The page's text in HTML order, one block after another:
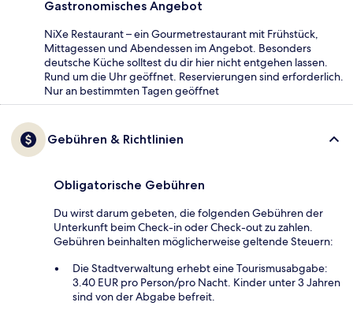
Gastronomisches Angebot
NiXe Restaurant – ein Gourmetrestaurant mit Frühstück,
Mittagessen und Abendessen im Angebot. Besonders
deutsche Küche solltest du dir hier nicht entgehen lassen.
Rund um die Uhr geöffnet. Reservierungen sind erforderlich.
Nur an bestimmten Tagen geöffnet
Gebühren & Richtlinien
Obligatorische Gebühren
Du wirst darum gebeten, die folgenden Gebühren der
Unterkunft beim Check-in oder Check-out zu zahlen.
Gebühren beinhalten möglicherweise geltende Steuern:
Die Stadtverwaltung erhebt eine Tourismusabgabe:
3.40 EUR pro Person/pro Nacht. Kinder unter 3 Jahren
sind von der Abgabe befreit.